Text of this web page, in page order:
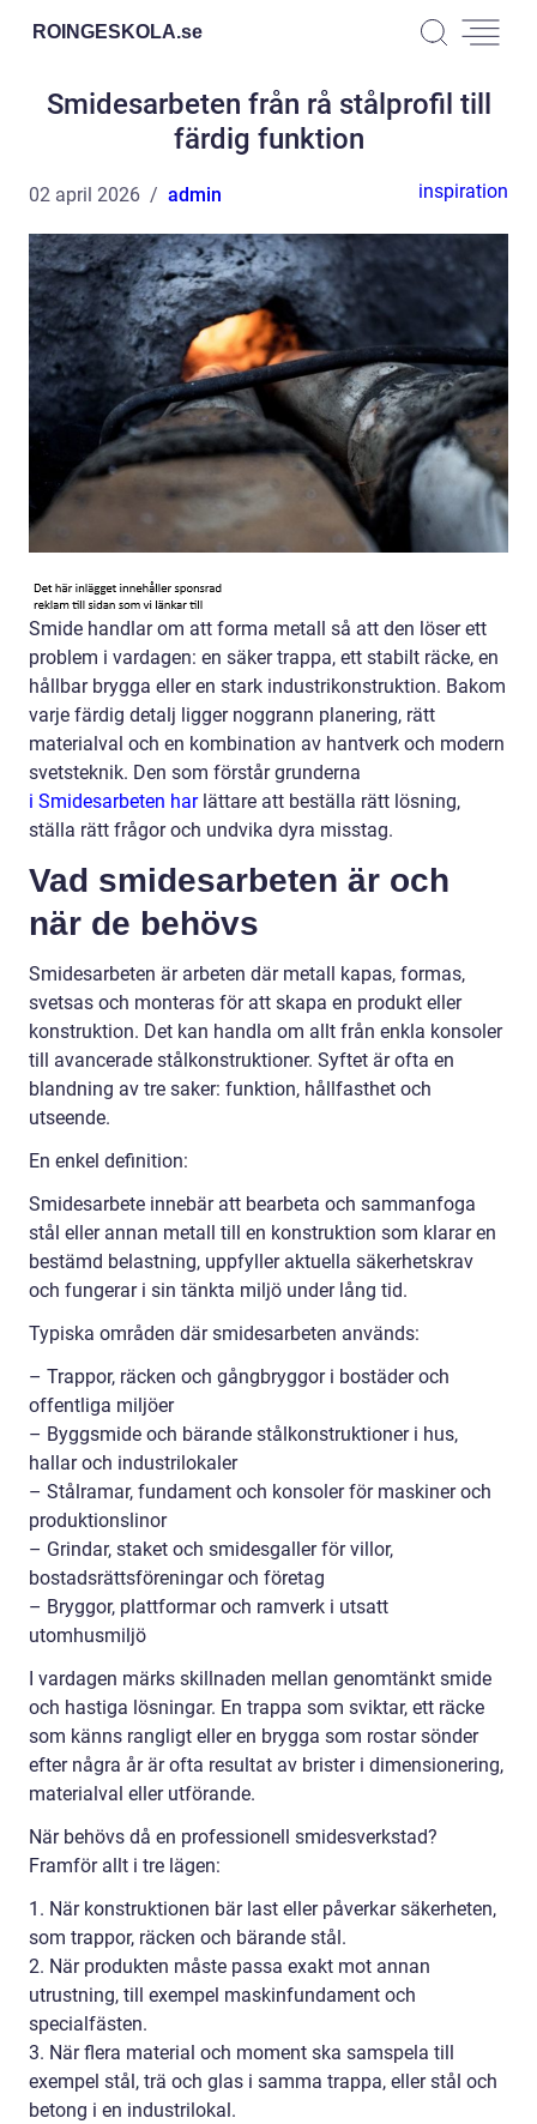
ROINGESKOLA.se
Smidesarbeten från rå stålprofil till
färdig funktion
02 april 2026 admin inspiration
Smide handlar om att forma metall så att den löser ett
problem i vardagen: en säker trappa, ett stabilt räcke, en
hållbar brygga eller en stark industrikonstruktion. Bakom
varje färdig detalj ligger noggrann planering, rätt
materialval och en kombination av hantverk och modern
svetsteknik. Den som förstår grunderna
i Smidesarbeten harlättare att beställa rätt lösning,
ställa rätt frågor och undvika dyra misstag.
Vad smidesarbeten är och
när de behövs
Smidesarbeten är arbeten där metall kapas, formas,
svetsas och monteras för att skapa en produkt eller
konstruktion. Det kan handla om allt från enkla konsoler
till avancerade stålkonstruktioner. Syftet är ofta en
blandning av tre saker: funktion, hållfasthet och
utseende.
En enkel definition:
Smidesarbete innebär att bearbeta och sammanfoga
stål eller annan metall till en konstruktion som klarar en
bestämd belastning, uppfyller aktuella säkerhetskrav
och fungerar i sin tänkta miljö under lång tid.
Typiska områden där smidesarbeten används:
– Trappor, räcken och gångbryggor i bostäder och
offentliga miljöer
– Byggsmide och bärande stålkonstruktioner i hus,
hallar och industrilokaler
– Stålramar, fundament och konsoler för maskiner och
produktionslinor
– Grindar, staket och smidesgaller för villor,
bostadsrättsföreningar och företag
– Bryggor, plattformar och ramverk i utsatt
utomhusmiljö
I vardagen märks skillnaden mellan genomtänkt smide
och hastiga lösningar. En trappa som sviktar, ett räcke
som känns rangligt eller en brygga som rostar sönder
efter några år är ofta resultat av brister i dimensionering,
materialval eller utförande.
När behövs då en professionell smidesverkstad?
Framför allt i tre lägen:
1. När konstruktionen bär last eller påverkar säkerheten,
som trappor, räcken och bärande stål.
2. När produkten måste passa exakt mot annan
utrustning, till exempel maskinfundament och
specialfästen.
3. När flera material och moment ska samspela till
exempel stål, trä och glas i samma trappa, eller stål och
betong i en industrilokal.